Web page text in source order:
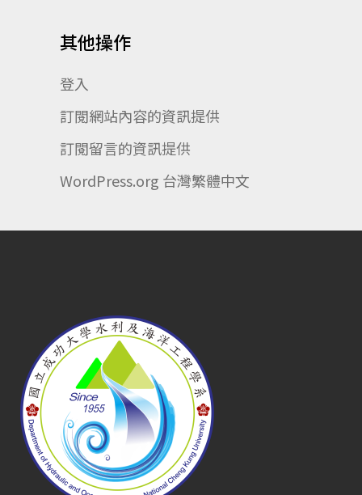
其他操作
登入
訂閱網站內容的資訊提供
訂閱留言的資訊提供
WordPress.org 台灣繁體中文